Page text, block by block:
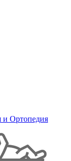
и Ортопедия